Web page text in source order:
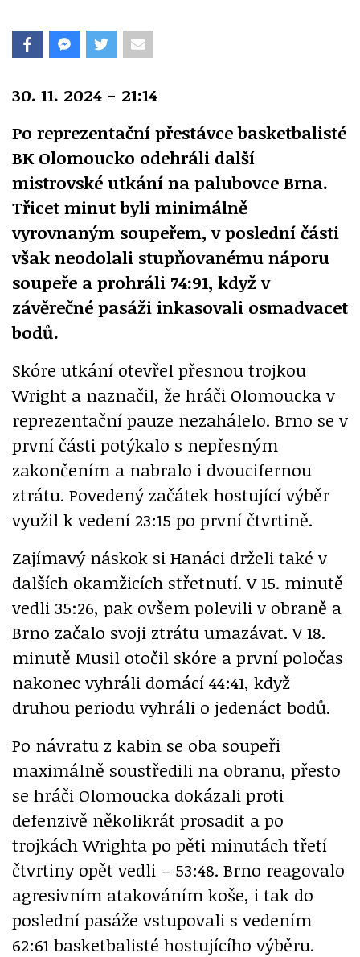
30. 11. 2024 - 21:14
Po reprezentační přestávce basketbalisté
BK Olomoucko odehráli další
mistrovské utkání na palubovce Brna.
Třicet minut byli minimálně
vyrovnaným soupeřem, v poslední části
však neodolali stupňovanému náporu
soupeře a prohráli 74:91, když v
závěrečné pasáži inkasovali osmadvacet
bodů.
Skóre utkání otevřel přesnou trojkou
Wright a naznačil, že hráči Olomoucka v
reprezentační pauze nezahálelo. Brno se v
první části potýkalo s nepřesným
zakončením a nabralo i dvoucifernou
ztrátu. Povedený začátek hostující výběr
využil k vedení 23:15 po první čtvrtině.
Zajímavý náskok si Hanáci drželi také v
dalších okamžicích střetnutí. V 15. minutě
vedli 35:26, pak ovšem polevili v obraně a
Brno začalo svoji ztrátu umazávat. V 18.
minutě Musil otočil skóre a první poločas
nakonec vyhráli domácí 44:41, když
druhou periodu vyhráli o jedenáct bodů.
Po návratu z kabin se oba soupeři
maximálně soustředili na obranu, přesto
se hráči Olomoucka dokázali proti
defenzivě několikrát prosadit a po
trojkách Wrighta po pěti minutách třetí
čtvrtiny opět vedli – 53:48. Brno reagovalo
agresivním atakováním koše, i tak do
poslední pasáže vstupovali s vedením
62:61 basketbalisté hostujícího výběru.